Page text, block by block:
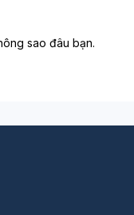
sao đâu bạn.